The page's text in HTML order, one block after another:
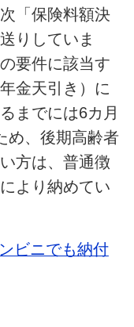
「保険料額決
りしていま
要件に該当す
金天引き）に
までには6カ月
め、後期高齢者
方は、普通徴
より納めてい
ビニでも納付